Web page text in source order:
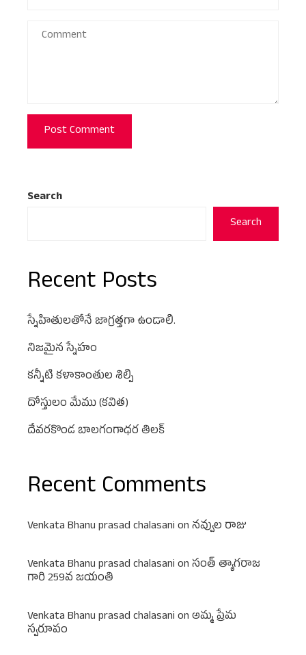
Search
Search
Recent Posts
స్నేహితులతోనే జాగ్రత్తగా ఉండాలి.
నిజమైన స్నేహం
కన్నీటి కళాకాంతుల శిల్పి
దోస్తులం మేము (కవిత)
దేవరకొండ బాలగంగాధర తిలక్
Recent Comments
Venkata Bhanu prasad chalasani on నవ్వుల రాజు
Venkata Bhanu prasad chalasani on సంత్ త్యాగరాజ
గారి 259వ జయంతి
Venkata Bhanu prasad chalasani on అమ్మ ప్రేమ
స్వరూపం